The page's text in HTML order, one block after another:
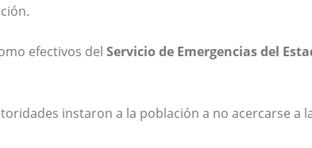
efectivos del Servicio de Emergencias del
instaron a la población a no acercarse a